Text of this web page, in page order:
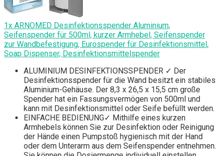
1x ARNOMED Desinfektionsspender Aluminium,
Seifenspender für 500ml, kurzer Armhebel, Seifenspender
zur Wandbefestigung, Eurospender für Desinfektionsmittel,
Soap Dispenser, Desinfektionsmittelspender
ALUMINIUM DESINFEKTIONSSPENDER ✓ Der
Desinfektionsspender für die Wand besitzt ein stabiles
Aluminium-Gehäuse. Der 8,3 x 26,5 x 15,5 cm große
Spender hat ein Fassungsvermögen von 500ml und
kann mit Desinfektionsmittel oder Seife befüllt werden.
EINFACHE BEDIENUNG✓ Mithilfe eines kurzen
Armhebels können Sie zur Desinfektion oder Reinigung
der Hände einen Pumpstoß hygienisch mit der Hand
oder dem Unterarm aus dem Seifenspender entnehmen.